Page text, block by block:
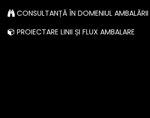
CONSULTANȚĂ ÎN DOMENIUL AMBALĂRII
PROIECTARE LINII ȘI FLUX AMBALARE